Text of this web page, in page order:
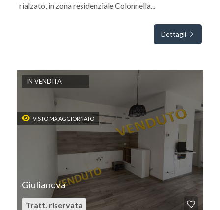
rialzato, in zona residenziale Colonnella...
Dettagli
IN VENDITA
VISTO MA AGGIORNATO
Giulianova
Tratt. riservata